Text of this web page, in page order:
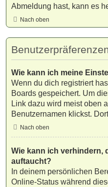
Abmeldung hast, kann es
Nach oben
Wie kann ich meine
Wenn du dich registriert
Boards gespeichert. Um
Link dazu wird meist oben
Benutzernamen klickst.
Nach oben
Wie kann ich verhindern,
auftaucht?
In deinem persönlichen
Online-Status während